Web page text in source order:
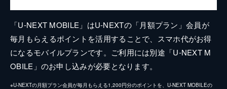
「U-NEXT MOBILE」はU-NEXTの「月額プラン」会員が
毎月もらえるポイントを活用することで、スマホ代がお得
になるモバイルプランです。ご利用には別途「U-NEXT M
OBILE」のお申し込みが必要となります。
※U-NEXTの月額プラン会員が毎月もらえる1,200円分のポイントを、U-NEXT MOBILEの